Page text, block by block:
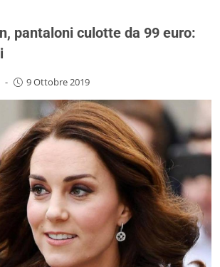
pantaloni culotte da 99 euro:
- 9 Ottobre 2019